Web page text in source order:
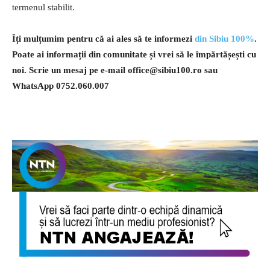
termenul stabilit.
Îți mulțumim pentru că ai ales să te informezi din Sibiu 100%.
Poate ai informații din comunitate și vrei să le împărtășești cu
noi. Scrie un mesaj pe e-mail office@sibiu100.ro sau
WhatsApp 0752.060.007